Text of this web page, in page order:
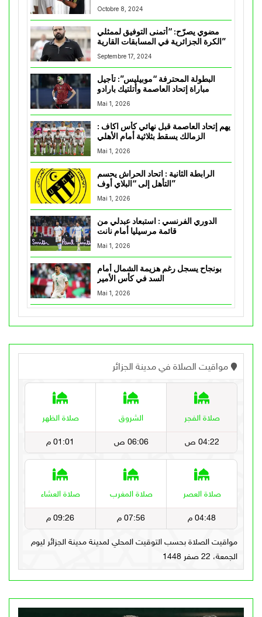
Octobre 8, 2024
مضوي يصرّح: “أتمنى التوفيق لممثلي
الكرة الجزائرية في المسابقات القارية”
Septembre 17, 2024
البطولة المحترفة “موبيليس”: تأجيل
مباراة إتحاد العاصمة وأتلتيك بارادو
Mai 1, 2026
يهم إتحاد العاصمة قبل نهائي كأس اكاف :
Mai 1, 2026
الرابطة الثانية : اتحاد الحراش يحسم
التأهل إلى “البلاي أوف”
Mai 1, 2026
الدوري الفرنسي : استبعاد عبدلي من
قائمة مرسيليا أمام نانت
Mai 1, 2026
بونجاح يسجل رغم هزيمة الشمال أمام
السد في كأس الأمير
Mai 1, 2026